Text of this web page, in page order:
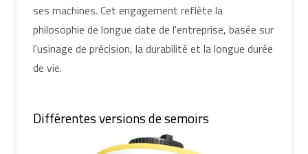
ses machines. Cet engagement reflète la
philosophie de longue date de l'entreprise, basée sur
l'usinage de précision, la durabilité et la longue durée
de vie.
Différentes versions de semoirs